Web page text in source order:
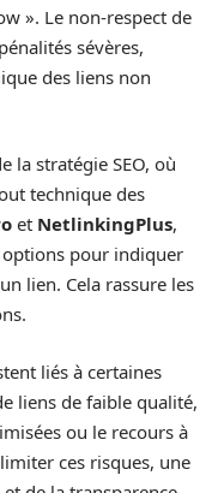
». Le non-respect de
sévères,
des liens non
la stratégie SEO, où
technique des
et NetlinkingPlus,
pour indiquer
lien. Cela rassure les
liés à certaines
liens de faible qualité,
ou le recours à
ces risques, une